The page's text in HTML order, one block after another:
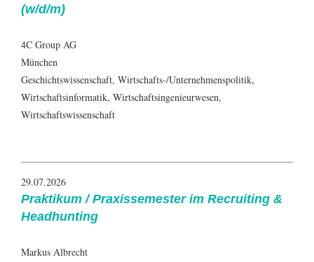
(w/d/m)
4C Group AG
München
Geschichtswissenschaft, Wirtschafts-/Unternehmenspolitik,
Wirtschaftsinformatik, Wirtschaftsingenieurwesen,
Wirtschaftswissenschaft
29.07.2026
Praktikum / Praxissemester im Recruiting &
Headhunting
Markus Albrecht